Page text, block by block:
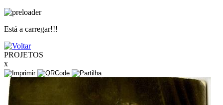
Está a carregar!!!
PROJETOS
x